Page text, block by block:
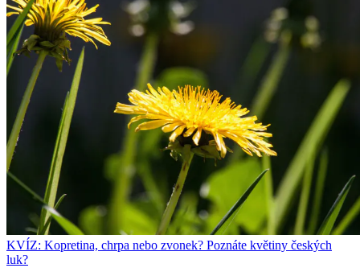
KVÍZ: Kopretina, chrpa nebo zvonek? Poznáte květiny českých
luk?